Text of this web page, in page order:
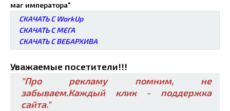
маг императора"
СКАЧАТЬ С WorkUp
СКАЧАТЬ С МЕГА
СКАЧАТЬ С ВЕБАРХИВА
Уважаемые посетители!!!
"Про рекламу помним, не
забываем.Каждый клик - поддержка
сайта."